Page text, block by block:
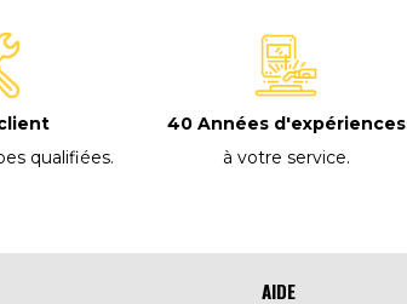
qualifiées.
40 Années d'expériences
à votre service.
AIDE